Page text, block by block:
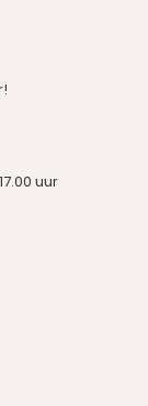
uur